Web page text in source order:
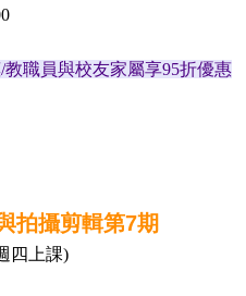
教職員與校友家屬享95折優惠
拍攝剪輯第7期
四上課)